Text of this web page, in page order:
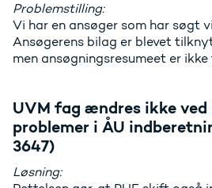
Problemstilling:
Vi har en ansøger som har søgt
Ansøgerens bilag er blevet
men ansøgningsresumeet er
UVM fag ændres ikke
problemer i ÅU
3647)
Løsning: